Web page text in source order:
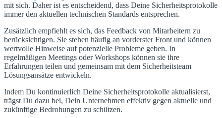
mit sich. Daher ist es entscheidend, dass Deine Sicherheitsprotokolle
immer den aktuellen technischen Standards entsprechen.
Zusätzlich empfiehlt es sich, das Feedback von Mitarbeitern zu
berücksichtigen. Sie stehen häufig an vorderster Front und können
wertvolle Hinweise auf potenzielle Probleme geben. In
regelmäßigen Meetings oder Workshops können sie ihre
Erfahrungen teilen und gemeinsam mit dem Sicherheitsteam
Lösungsansätze entwickeln.
Indem Du kontinuierlich Deine Sicherheitsprotokolle aktualisierst,
trägst Du dazu bei, Dein Unternehmen effektiv gegen aktuelle und
zukünftige Bedrohungen zu schützen.